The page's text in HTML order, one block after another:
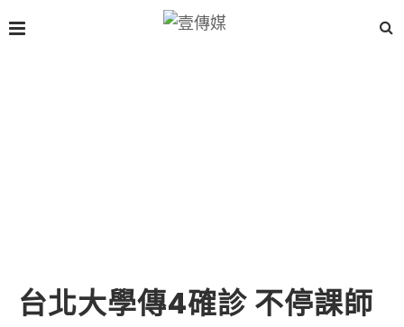
台北大學傳4確診 不停課師